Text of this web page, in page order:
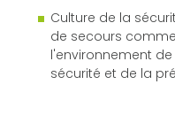
Culture de la
de secours
l'environnement
sécurité et de la